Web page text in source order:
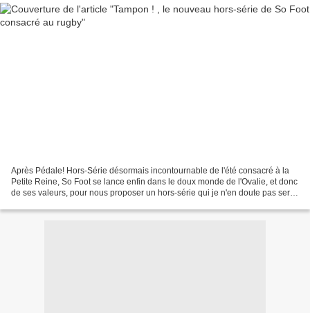
Après Pédale! Hors-Série désormais incontournable de l'été consacré à la
Petite Reine, So Foot se lance enfin dans le doux monde de l'Ovalie, et donc
de ses valeurs, pour nous proposer un hors-série qui je n'en doute pas sera